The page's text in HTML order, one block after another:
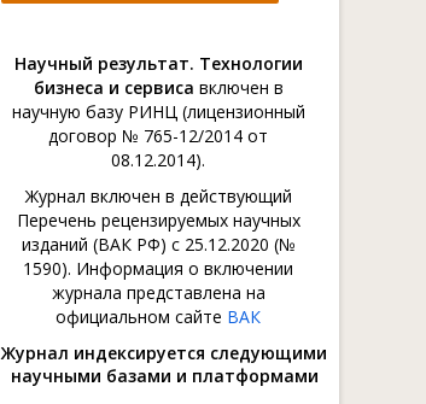
Научный результат. Технологии
бизнеса и сервиса включен в
научную базу РИНЦ (лицензионный
договор № 765-12/2014 от
08.12.2014).
Журнал включен в действующий
Перечень рецензируемых научных
изданий (ВАК РФ) с 25.12.2020 (№
1590). Информация о включении
журнала представлена на
официальном сайте ВАК
Журнал индексируется следующими
научными базами и платформами